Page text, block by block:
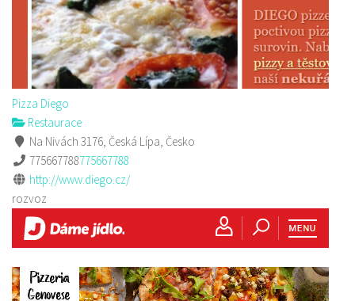
Pizza Diego
Restaurace
Na Nivách 3176, Česká Lípa, Česko
775667788775667788
http://www.diego.cz/
rozvoz